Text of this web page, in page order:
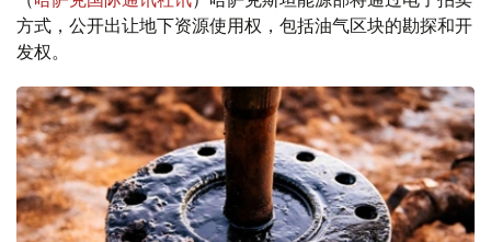
方式，公开出让地下资源使用权，包括油气区块的勘探和开
发权。